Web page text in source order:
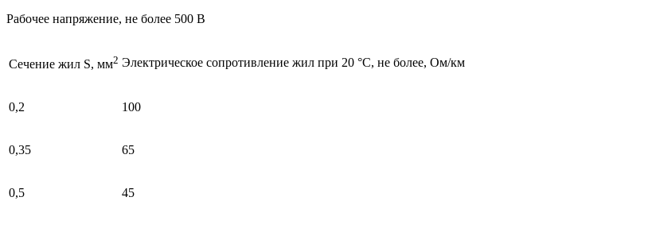
Рабочее напряжение, не более 500 В
Сечение жил S, мм2 Электрическое сопротивление жил при 20 °C, не более, Ом/км
0,2 100
0,35 65
0,5 45